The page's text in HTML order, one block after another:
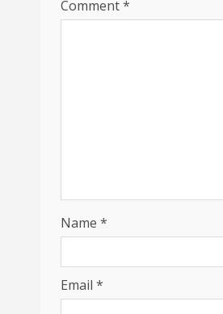
Comment*
Name *
Email *